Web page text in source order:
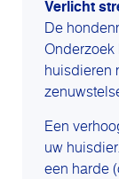
Verlicht
De
Onderzoek
huisdieren
Een
uw
een harde